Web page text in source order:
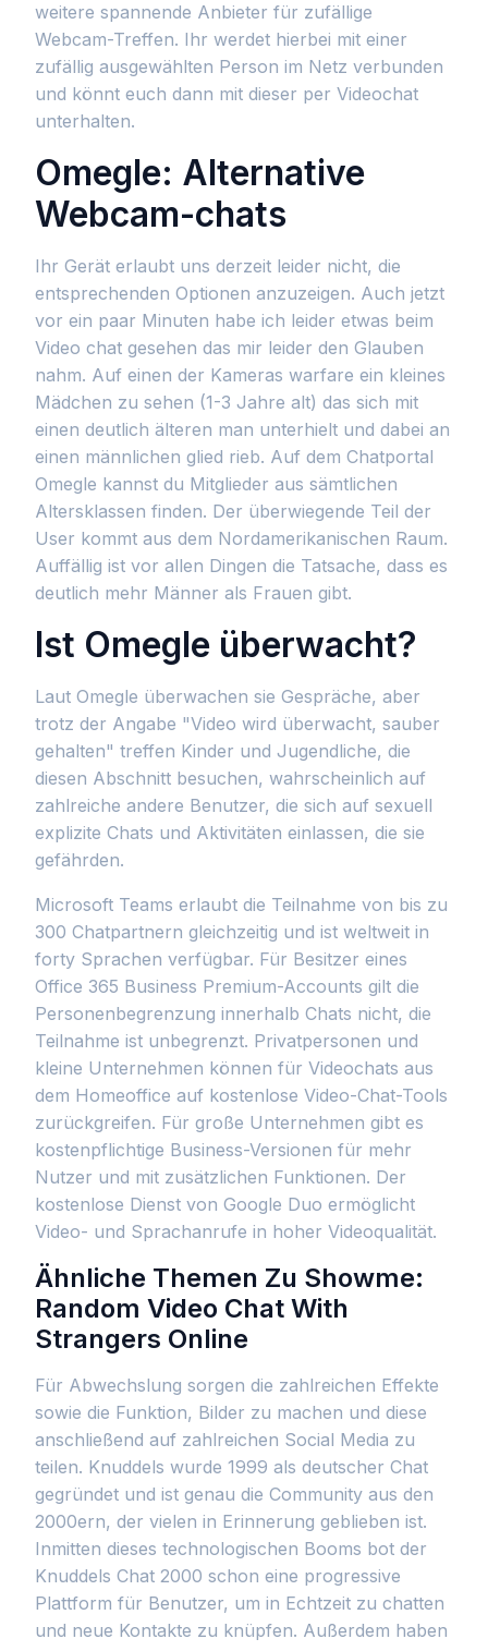
weitere spannende Anbieter für zufällige
Webcam-Treffen. Ihr werdet hierbei mit einer
zufällig ausgewählten Person im Netz verbunden
und könnt euch dann mit dieser per Videochat
unterhalten.
Omegle: Alternative
Webcam-chats
Ihr Gerät erlaubt uns derzeit leider nicht, die
entsprechenden Optionen anzuzeigen. Auch jetzt
vor ein paar Minuten habe ich leider etwas beim
Video chat gesehen das mir leider den Glauben
nahm. Auf einen der Kameras warfare ein kleines
Mädchen zu sehen (1-3 Jahre alt) das sich mit
einen deutlich älteren man unterhielt und dabei an
einen männlichen glied rieb. Auf dem Chatportal
Omegle kannst du Mitglieder aus sämtlichen
Altersklassen finden. Der überwiegende Teil der
User kommt aus dem Nordamerikanischen Raum.
Auffällig ist vor allen Dingen die Tatsache, dass es
deutlich mehr Männer als Frauen gibt.
Ist Omegle überwacht?
Laut Omegle überwachen sie Gespräche, aber
trotz der Angabe "Video wird überwacht, sauber
gehalten" treffen Kinder und Jugendliche, die
diesen Abschnitt besuchen, wahrscheinlich auf
zahlreiche andere Benutzer, die sich auf sexuell
explizite Chats und Aktivitäten einlassen, die sie
gefährden.
Microsoft Teams erlaubt die Teilnahme von bis zu
300 Chatpartnern gleichzeitig und ist weltweit in
forty Sprachen verfügbar. Für Besitzer eines
Office 365 Business Premium-Accounts gilt die
Personenbegrenzung innerhalb Chats nicht, die
Teilnahme ist unbegrenzt. Privatpersonen und
kleine Unternehmen können für Videochats aus
dem Homeoffice auf kostenlose Video-Chat-Tools
zurückgreifen. Für große Unternehmen gibt es
kostenpflichtige Business-Versionen für mehr
Nutzer und mit zusätzlichen Funktionen. Der
kostenlose Dienst von Google Duo ermöglicht
Video- und Sprachanrufe in hoher Videoqualität.
Ähnliche Themen Zu Showme:
Random Video Chat With
Strangers Online
Für Abwechslung sorgen die zahlreichen Effekte
sowie die Funktion, Bilder zu machen und diese
anschließend auf zahlreichen Social Media zu
teilen. Knuddels wurde 1999 als deutscher Chat
gegründet und ist genau die Community aus den
2000ern, der vielen in Erinnerung geblieben ist.
Inmitten dieses technologischen Booms bot der
Knuddels Chat 2000 schon eine progressive
Plattform für Benutzer, um in Echtzeit zu chatten
und neue Kontakte zu knüpfen. Außerdem haben